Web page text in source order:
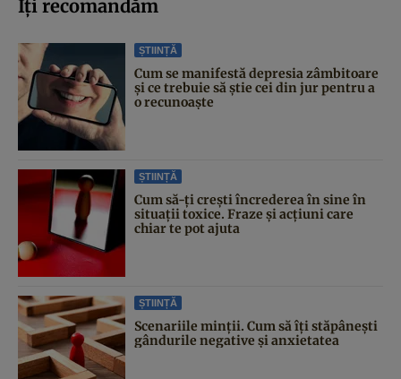
Iți recomandăm
ȘTIINȚĂ
Cum se manifestă depresia zâmbitoare
și ce trebuie să știe cei din jur pentru a
o recunoaște
ȘTIINȚĂ
Cum să-ți crești încrederea în sine în
situații toxice. Fraze și acțiuni care
chiar te pot ajuta
ȘTIINȚĂ
Scenariile minții. Cum să îți stăpânești
gândurile negative și anxietatea